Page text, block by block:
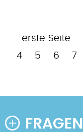
Erste
Seite
erste Seite
4
Page
5 Page
6 7